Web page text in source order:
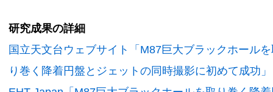
研究成果の詳細
国立天文台ウェブサイト「M87巨大ブラックホール
り巻く降着円盤とジェットの同時撮影に初めて成功」